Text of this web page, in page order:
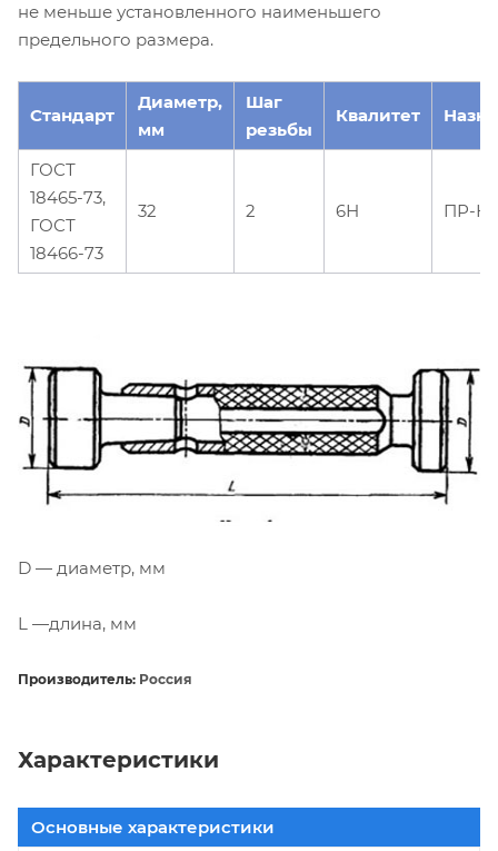
не меньше установленного наименьшего
предельного размера.
Стандарт
Диаметр,
мм
Шаг
резьбы
Квалитет
ГОСТ
18465-73,
ГОСТ
18466-73
32 2 6Н ПР-
D — диаметр, мм
L —длина, мм
Производитель: Россия
Характеристики
Основные характеристики